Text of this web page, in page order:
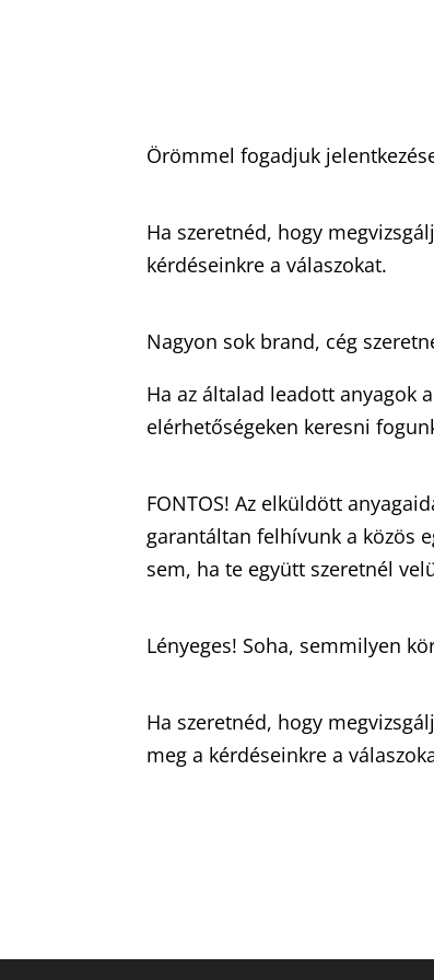
Örömmel fogadjuk
Ha szeretnéd, hogy
kérdéseinkre a válaszokat.
Nagyon sok brand, cég
Ha az általad leadott anyagok
elérhetőségeken keresni
FONTOS! Az elküldött
garantáltan felhívunk a közös
sem, ha te együtt szeretnél
Lényeges! Soha, semmilyen
Ha szeretnéd, hogy
meg a kérdéseinkre a